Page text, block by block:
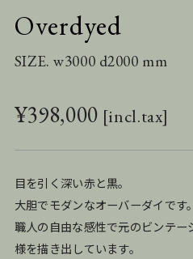
Overdyed
SIZE. w3000 d2000 mm
¥398,000
目を引く深い赤と黒。
大胆でモダンなオーバーダイです。
職人の自由な感性で元のビンテ
様を描き出しています。